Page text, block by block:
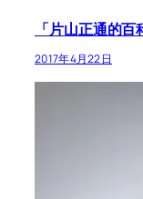
「片山正通的
2017年4月22日